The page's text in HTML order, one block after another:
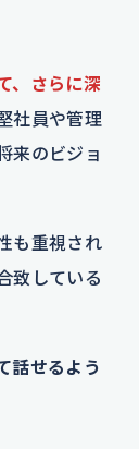
、さらに深
社員や管理
来のビジョ
も重視され
致している
話せるよう